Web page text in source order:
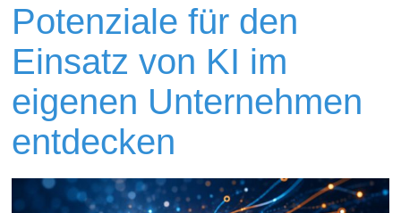
Potenziale für den
Einsatz von KI im
eigenen Unternehmen
entdecken